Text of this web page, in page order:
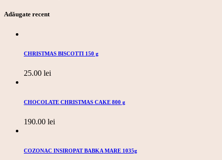
Adăugate recent
CHRISTMAS BISCOTTI 150 g
25.00 lei
CHOCOLATE CHRISTMAS CAKE 800 g
190.00 lei
COZONAC INSIROPAT BABKA MARE 1035g